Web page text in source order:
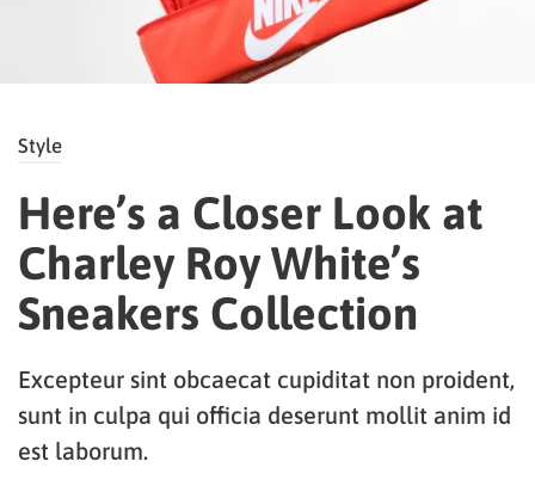
Style
Here’s a Closer Look at
Charley Roy White’s
Sneakers Collection
Excepteur sint obcaecat cupiditat non proident,
sunt in culpa qui officia deserunt mollit anim id
est laborum.